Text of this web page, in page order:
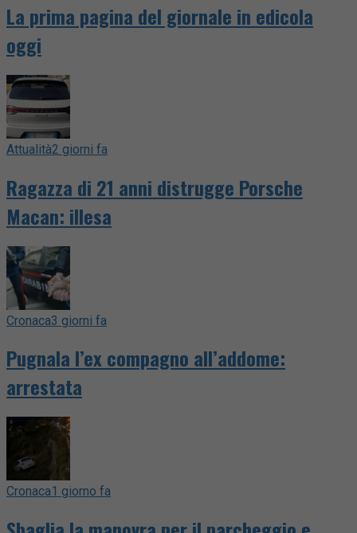
La prima pagina del giornale in edicola
oggi
Attualità2 giorni fa
Ragazza di 21 anni distrugge Porsche
Macan: illesa
Cronaca3 giorni fa
Pugnala l’ex compagno all’addome:
arrestata
Cronaca1 giorno fa